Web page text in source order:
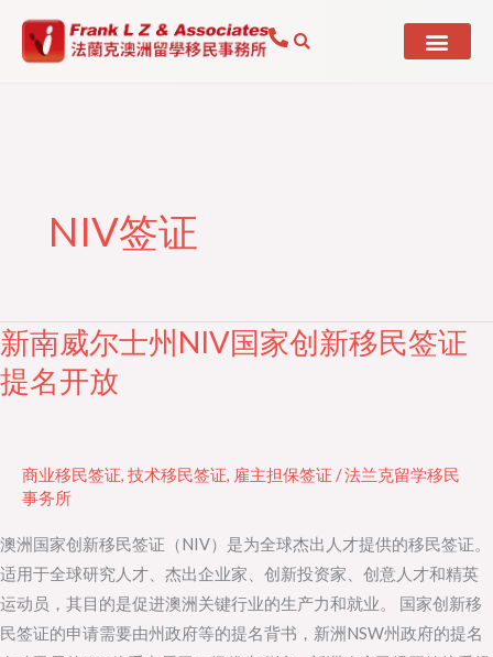
NIV签证
新南威尔士州NIV国家创新移民签证
提名开放
商业移民签证, 技术移民签证, 雇主担保签证 /法兰克留学移民
事务所
澳洲国家创新移民签证（NIV）是为全球杰出人才提供的移民签证。
适用于全球研究人才、杰出企业家、创新投资家、创意人才和精英
运动员，其目的是促进澳洲关键行业的生产力和就业。 国家创新移
民签证的申请需要由州政府等的提名背书，新洲NSW州政府的提名
新
南
威
国
家
创
新